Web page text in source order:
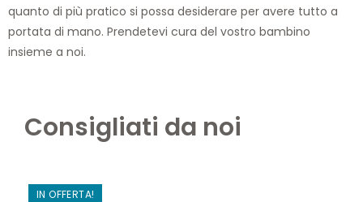
quanto di più pratico si possa desiderare per avere tutto a
portata di mano. Prendetevi cura del vostro bambino
insieme a noi.
Consigliati da noi
IN OFFERTA!